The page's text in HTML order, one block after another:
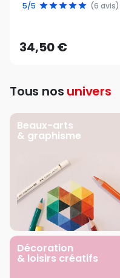
5/5 (6 avis)
34,50 €
Tous nos univers
Beaux-arts
& graphisme
Décoration
& loisirs créatifs